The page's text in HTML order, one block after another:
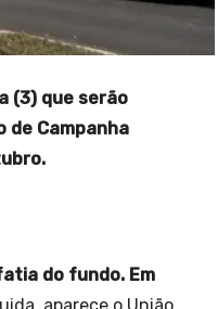
(3) que serão
de Campanha
do fundo. Em